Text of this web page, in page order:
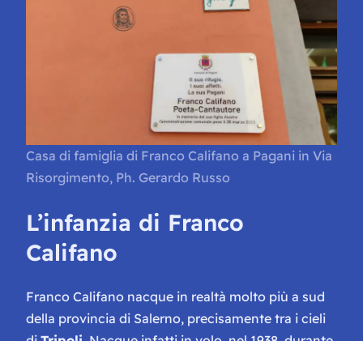
Casa di famiglia di Franco Califano a Pagani in Via
Risorgimento, Ph. Gerardo Russo
L’infanzia di Franco
Califano
Franco Califano nacque in realtà molto più a sud
della provincia di Salerno, precisamente tra i cieli